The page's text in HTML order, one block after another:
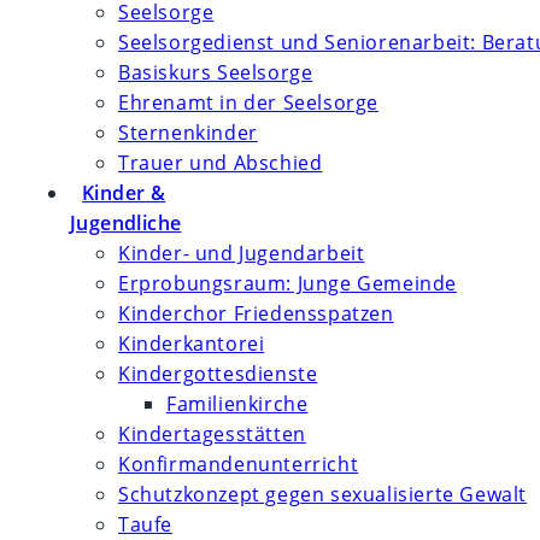
Seelsorge
Seelsorgedienst und Seniorenarbeit:
Basiskurs Seelsorge
Ehrenamt in der Seelsorge
Sternenkinder
Trauer und Abschied
Kinder &
Jugendliche
Kinder- und Jugendarbeit
Erprobungsraum: Junge Gemeinde
Kinderchor Friedensspatzen
Kinderkantorei
Kindergottesdienste
Familienkirche
Kindertagesstätten
Konfirmanden­unterricht
Schutzkonzept gegen sexualisierte Gewalt
Taufe